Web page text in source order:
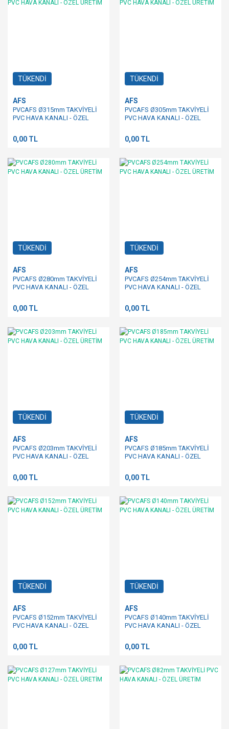
TÜKENDİ
AFS
PVCAFS Ø315mm TAKVİYELİ
PVC HAVA KANALI - ÖZEL
0,00 TL
TÜKENDİ
AFS
PVCAFS Ø305mm TAKVİYELİ
PVC HAVA KANALI - ÖZEL
0,00 TL
TÜKENDİ
AFS
PVCAFS Ø280mm TAKVİYELİ
PVC HAVA KANALI - ÖZEL
0,00 TL
TÜKENDİ
AFS
PVCAFS Ø254mm TAKVİYELİ
PVC HAVA KANALI - ÖZEL
0,00 TL
TÜKENDİ
AFS
PVCAFS Ø203mm TAKVİYELİ
PVC HAVA KANALI - ÖZEL
0,00 TL
TÜKENDİ
AFS
PVCAFS Ø185mm TAKVİYELİ
PVC HAVA KANALI - ÖZEL
0,00 TL
TÜKENDİ
AFS
PVCAFS Ø152mm TAKVİYELİ
PVC HAVA KANALI - ÖZEL
0,00 TL
TÜKENDİ
AFS
PVCAFS Ø140mm TAKVİYELİ
PVC HAVA KANALI - ÖZEL
0,00 TL